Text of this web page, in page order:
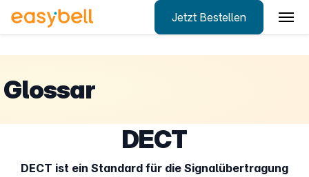
Jetzt Bestellen
Glossar
DECT
DECT ist ein Standard für die Signalübertragung